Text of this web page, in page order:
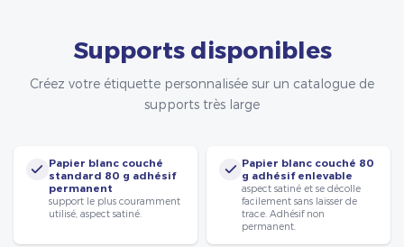
Supports disponibles
Créez votre étiquette personnalisée sur un catalogue de
supports très large
Papier blanc couché
standard 80 g adhésif
permanent
support le plus couramment
utilisé, aspect satiné.
Papier blanc couché 80
g adhésif enlevable
aspect satiné et se décolle
facilement sans laisser de
trace. Adhésif non
permanent.